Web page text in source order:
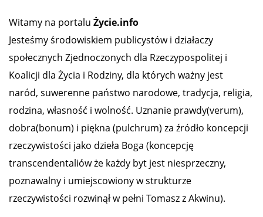
Witamy na portalu Życie.info
Jesteśmy środowiskiem publicystów i działaczy
społecznych Zjednoczonych dla Rzeczypospolitej i
Koalicji dla Życia i Rodziny, dla których ważny jest
naród, suwerenne państwo narodowe, tradycja, religia,
rodzina, własność i wolność. Uznanie prawdy(verum),
dobra(bonum) i piękna (pulchrum) za źródło koncepcji
rzeczywistości jako dzieła Boga (koncepcję
transcendentaliów że każdy byt jest niesprzeczny,
poznawalny i umiejscowiony w strukturze
rzeczywistości rozwinął w pełni Tomasz z Akwinu).